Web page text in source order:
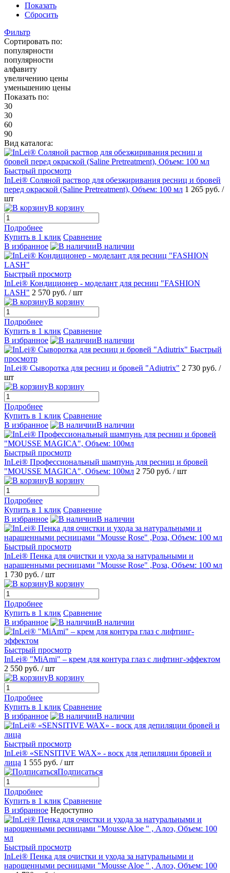
Показать
Сбросить
Фильтр
Сортировать по:
популярности
популярности
алфавиту
увеличению цены
уменьшению цены
Показать по:
30
30
60
90
Вид каталога:
Быстрый просмотр
InLei® Соляной раствор для обезжиривания ресниц и бровей
перед окраской (Saline Pretreatment), Объем: 100 мл 1 265 руб. /
шт
В корзину
Подробнее
Купить в 1 клик Сравнение
В избранное
В наличии
Быстрый просмотр
InLei® Кондиционер - моделант для ресниц "FASHION
LASH" 2 570 руб. / шт
В корзину
Подробнее
Купить в 1 клик Сравнение
В избранное
В наличии
Быстрый
просмотр
InLei® Сыворотка для ресниц и бровей "Adiutrix" 2 730 руб. /
шт
В корзину
Подробнее
Купить в 1 клик Сравнение
В избранное
В наличии
Быстрый просмотр
InLei® Профессиональный шампунь для ресниц и бровей
"MOUSSE MAGICA", Объем: 100мл 2 750 руб. / шт
В корзину
Подробнее
Купить в 1 клик Сравнение
В избранное
В наличии
Быстрый просмотр
InLei® Пенка для очистки и ухода за натуральными и
наращенными ресницами "Mousse Rose" ,Роза, Объем: 100 мл
1 730 руб. / шт
В корзину
Подробнее
Купить в 1 клик Сравнение
В избранное
В наличии
Быстрый просмотр
InLei® "MiAmi" – крем для контура глаз с лифтинг-эффектом
2 550 руб. / шт
В корзину
Подробнее
Купить в 1 клик Сравнение
В избранное
В наличии
Быстрый просмотр
InLei® «SENSITIVE WAX» - воск для депиляции бровей и
лица 1 555 руб. / шт
Подписаться
Подробнее
Купить в 1 клик Сравнение
В избранное Недоступно
Быстрый просмотр
InLei® Пенка для очистки и ухода за натуральными и
нарощенными ресницами "Mousse Aloe " , Алоэ, Объем: 100